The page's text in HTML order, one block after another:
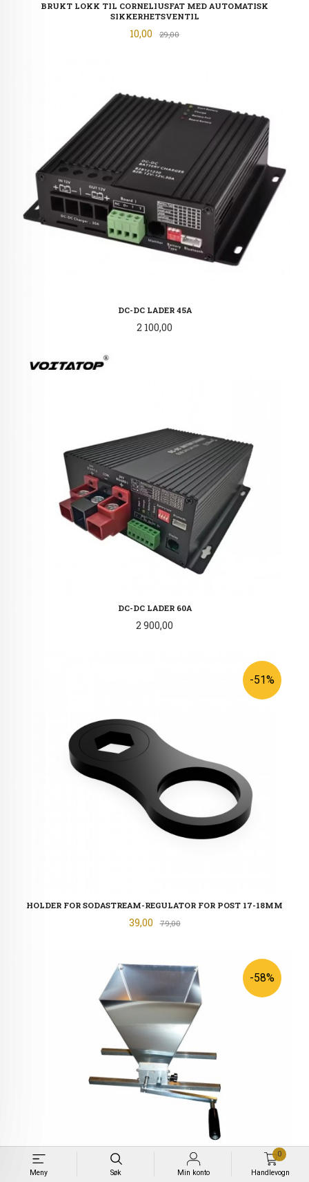
Meny Søk Min konto Handlevogn
0
BRUKT LOKK TIL CORNELIUSFAT MED AUTOMATISK
SIKKERHETSVENTIL
Tilbud
10,00 29,00Rabatt
DC-DC LADER 45A
Pris
2 100,00
DC-DC LADER 60A
Pris
2 900,00
HOLDER FOR SODASTREAM-REGULATOR FOR POST 17-18MM
Tilbud
39,00 79,00Rabatt
-51%
MALTMØLLE STAINLESS STEEL 2 RULLER JUSTERBAR
-58%